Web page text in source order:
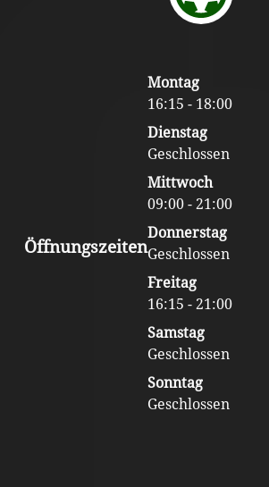
Öffnungszeiten
Montag
16:15 - 18:00
Dienstag
Geschlossen
Mittwoch
09:00 - 21:00
Donnerstag
Geschlossen
Freitag
16:15 - 21:00
Samstag
Geschlossen
Sonntag
Geschlossen